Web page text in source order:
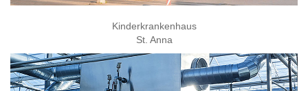
Kinderkrankenhaus
St. Anna